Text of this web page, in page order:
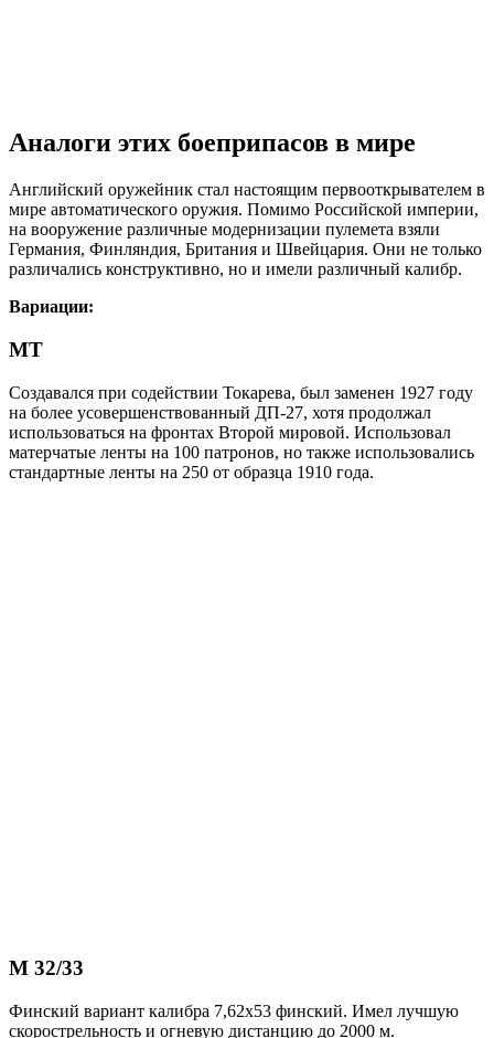
Аналоги этих боеприпасов в мире
Английский оружейник стал настоящим первооткрывателем в
мире автоматического оружия. Помимо Российской империи,
на вооружение различные модернизации пулемета взяли
Германия, Финляндия, Британия и Швейцария. Они не только
различались конструктивно, но и имели различный калибр.
Вариации:
МТ
Создавался при содействии Токарева, был заменен 1927 году
на более усовершенствованный ДП-27, хотя продолжал
использоваться на фронтах Второй мировой. Использовал
матерчатые ленты на 100 патронов, но также использовались
стандартные ленты на 250 от образца 1910 года.
М 32/33
Финский вариант калибра 7,62х53 финский. Имел лучшую
скорострельность и огневую дистанцию до 2000 м.